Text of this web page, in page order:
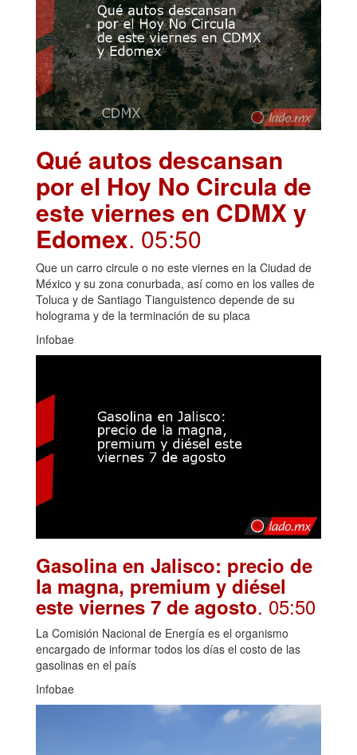
Qué autos descansan
por el Hoy No Circula de
este viernes en CDMX y
Edomex. 05:50
Que un carro circule o no este viernes en la Ciudad de
México y su zona conurbada, así como en los valles de
Toluca y de Santiago Tianguistenco depende de su
holograma y de la terminación de su placa
Infobae
Gasolina en Jalisco: precio de
la magna, premium y diésel
este viernes 7 de agosto. 05:50
La Comisión Nacional de Energía es el organismo
encargado de informar todos los días el costo de las
gasolinas en el país
Infobae